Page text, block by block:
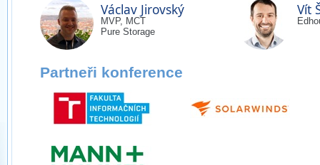
Václav Jirovský
MVP, MCT
Pure Storage
Vít
Partneři konference